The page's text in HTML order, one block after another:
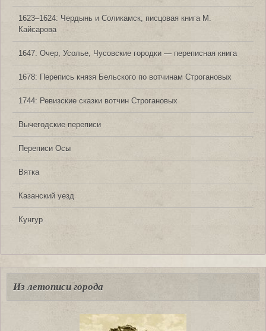
1623‒1624: Чердынь и Соликамск, писцовая книга М.
Кайсарова
1647: Очер, Усолье, Чусовские городки — переписная книга
1678: Перепись князя Бельского по вотчинам Строгановых
1744: Ревизские сказки вотчин Строгановых
Вычегодские переписи
Переписи Осы
Вятка
Казанский уезд
Кунгур
Из летописи города